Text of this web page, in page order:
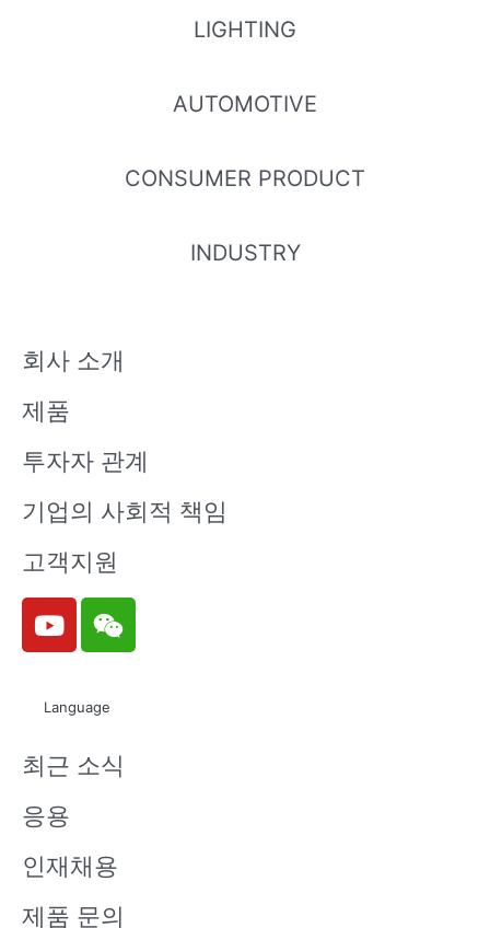
LIGHTING
AUTOMOTIVE
CONSUMER PRODUCT
INDUSTRY
회사 소개
제품
투자자 관계
기업의 사회적 책임
고객지원
Y
o
u
e
W
e
i
n
Language
최근 소식
응용
인재채용
제품 문의